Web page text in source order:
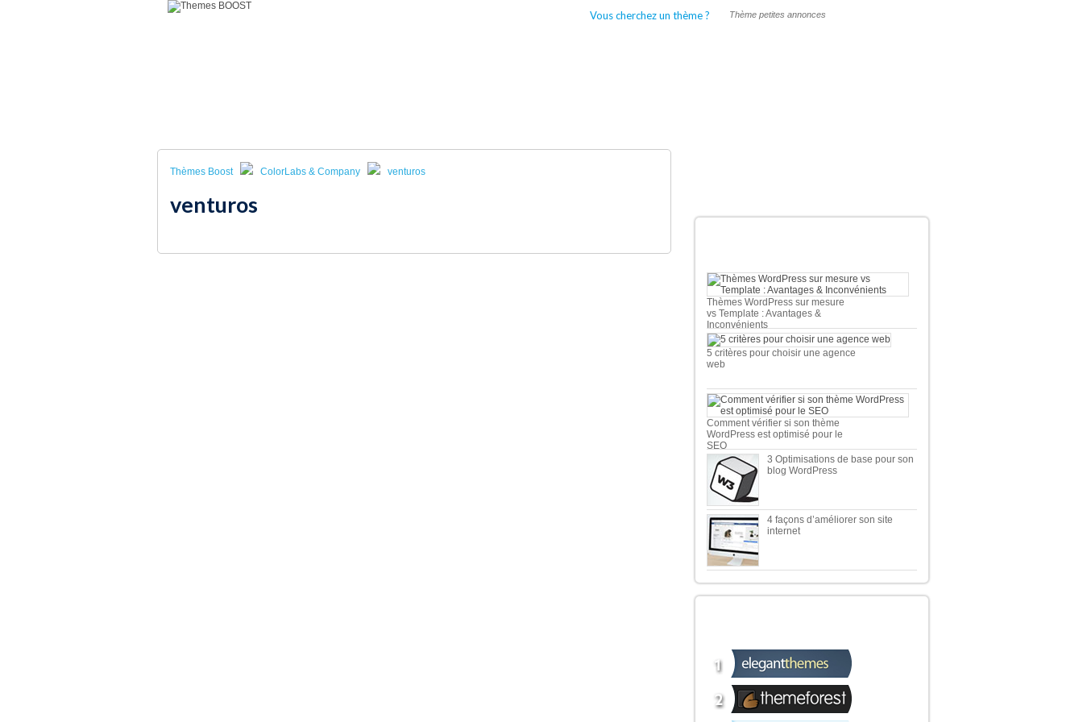
Vous cherchez un thème ?
Thèmes Boost ColorLabs & Company venturos
venturos
Thèmes WordPress sur mesure
vs Template : Avantages &
Inconvénients
5 critères pour choisir une agence
web
Comment vérifier si son thème
WordPress est optimisé pour le
SEO
3 Optimisations de base pour son
blog WordPress
4 façons d’améliorer son site
internet